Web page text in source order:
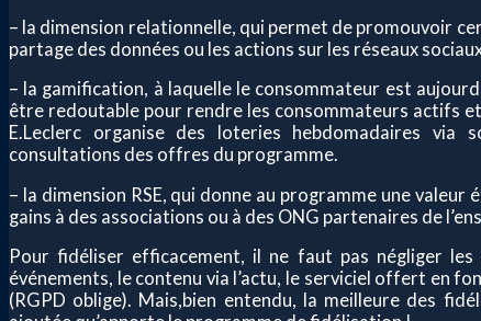
– la dimension relationnelle, qui permet de promouvoir
partage des données ou les actions sur les réseaux
– la gamification, à laquelle le consommateur est
être redoutable pour rendre les consommateurs actifs
E.Leclerc organise des loteries hebdomadaires
consultations des offres du programme.
– la dimension RSE, qui donne au programme une
gains à des associations ou à des ONG partenaires de
Pour fidéliser efficacement, il ne faut pas négliger
événements, le contenu via l’actu, le serviciel offert en
(RGPD oblige). Mais,bien entendu, la meilleure des